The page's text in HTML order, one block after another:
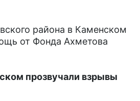
района в Каменском
от Фонда Ахметова
прозвучали взрывы